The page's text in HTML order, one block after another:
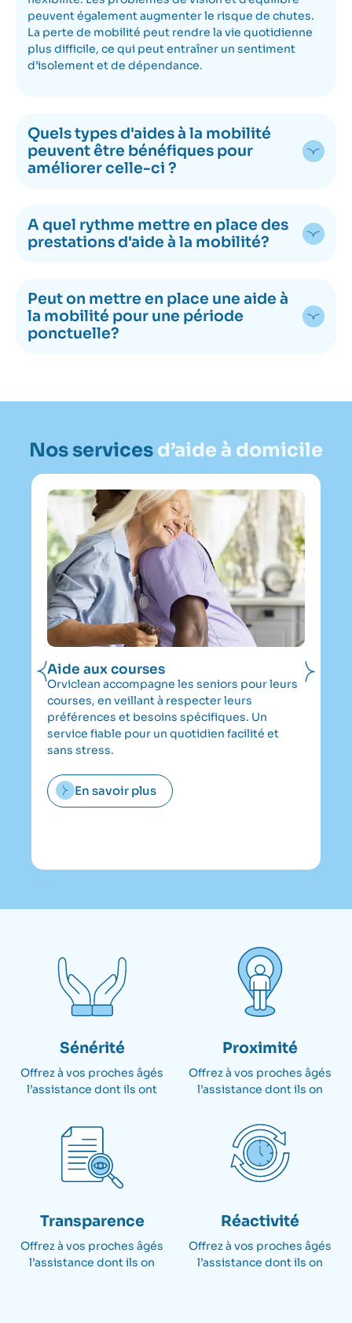
peuvent également augmenter le risque de chutes.
La perte de mobilité peut rendre la vie quotidienne
plus difficile, ce qui peut entraîner un sentiment
d’isolement et de dépendance.
Quels types d'aides à la mobilité
peuvent être bénéfiques pour
améliorer celle-ci ?
A quel rythme mettre en place des
prestations d'aide à la mobilité?
Peut on mettre en place une aide à
la mobilité pour une période
ponctuelle?
Nos services d’aide à domicile
Aide aux courses
Orviclean accompagne les seniors pour leurs
courses, en veillant à respecter leurs
préférences et besoins spécifiques. Un
service fiable pour un quotidien facilité et
sans stress.
En savoir plus
Sénérité
Offrez à vos proches âgés
l’assistance dont ils ont​
Proximité
Offrez à vos proches âgés
l’assistance dont ils on
Transparence
Offrez à vos proches âgés
l’assistance dont ils on
Réactivité
Offrez à vos proches âgés
l’assistance dont ils on